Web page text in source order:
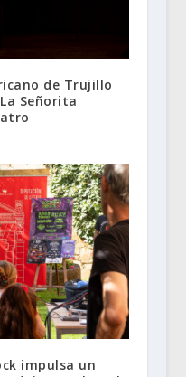
de Trujillo
Señorita
impulsa un